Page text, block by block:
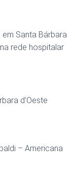
Santa Bárbara
rede hospitalar
d’Oeste
– Americana